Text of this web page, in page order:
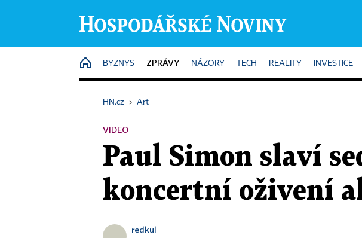
HOME
BYZNYS ZPRÁVY NÁZORY TECH REALITY INVESTICE
HN.cz › Art
VIDEO
Paul Simon slaví
koncertní oživení
redkul